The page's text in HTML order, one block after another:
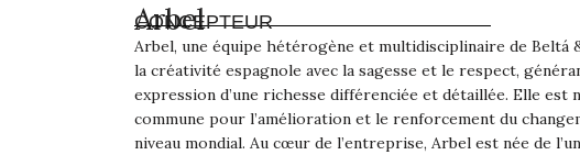
Arbel
CONCEPTEUR
Arbel, une équipe hétérogène et multidisciplinaire de Beltá
la créativité espagnole avec la sagesse et le respect,
expression d’une richesse différenciée et détaillée. Elle est
commune pour l’amélioration et le renforcement du
niveau mondial. Au cœur de l’entreprise, Arbel est née de